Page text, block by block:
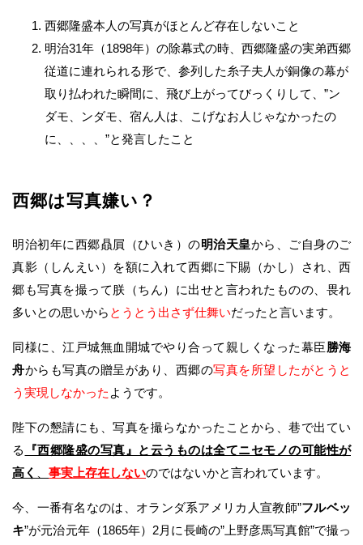
西郷隆盛本人の写真がほとんど存在しないこと
明治31年（1898年）の除幕式の時、西郷隆盛の実弟西郷
従道に連れられる形で、参列した糸子夫人が銅像の幕が
取り払われた瞬間に、飛び上がってびっくりして、”ン
ダモ、ンダモ、宿ん人は、こげなお人じゃなかったの
に、、、、”と発言したこと
西郷は写真嫌い？
明治初年に西郷贔屓（ひいき）の明治天皇から、ご自身のご
真影（しんえい）を額に入れて西郷に下賜（かし）され、西
郷も写真を撮って朕（ちん）に出せと言われたものの、畏れ
多いとの思いから とうとう出さず仕舞いだったと言います。
同様に、江戸城無血開城でやり合って親しくなった幕臣勝海
舟からも写真の贈呈があり、西郷の写真を所望したがとうと
う実現しなかった ようです。
陛下の懇請にも、写真を撮らなかったことから、巷で出てい
る
『西郷隆盛の写真』と云うものは全てニセモノの可能性が
高く
事実上存在しないのではないかと言われています。
今、一番有名なのは、オランダ系アメリカ人宣教師”フルベッ
キ”が元治元年（1865年）2月に長崎の”上野彦馬写真館”で撮っ